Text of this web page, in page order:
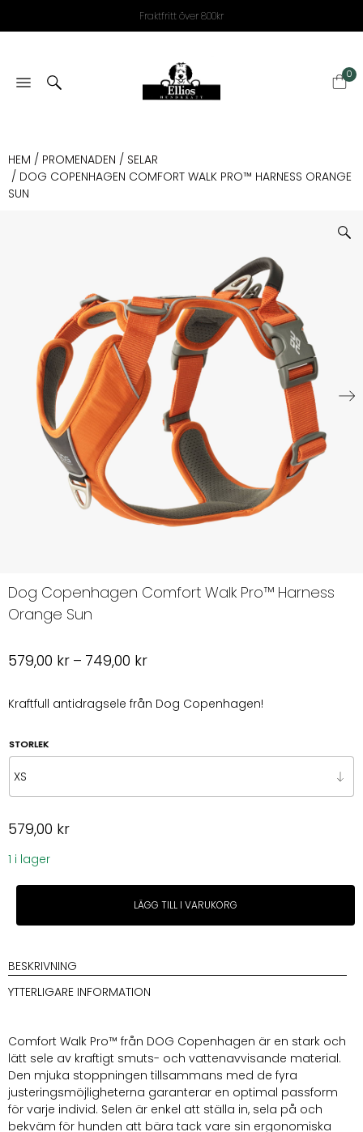
Fraktfritt över 800kr
0
HEM / PROMENADEN / SELAR
/ DOG COPENHAGEN COMFORT WALK PRO™ HARNESS ORANGE
SUN
Dog Copenhagen Comfort Walk Pro™ Harness
Orange Sun
579,00 kr – 749,00 krPrisintervall:
till
Kraftfull antidragsele från Dog Copenhagen!
STORLEK
579,00 kr
1 i lager
Dog
Comfort
Pro™
Harness
Orange
LÄGG TILL I VARUKORG
BESKRIVNING
YTTERLIGARE INFORMATION
Comfort Walk Pro™ från DOG Copenhagen är en stark och
lätt sele av kraftigt smuts- och vattenavvisande material.
Den mjuka stoppningen tillsammans med de fyra
justeringsmöjligheterna garanterar en optimal passform
för varje individ. Selen är enkel att ställa in, sela på och
bekväm för hunden att bära tack vare sin ergonomiska